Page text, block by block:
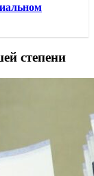
степени